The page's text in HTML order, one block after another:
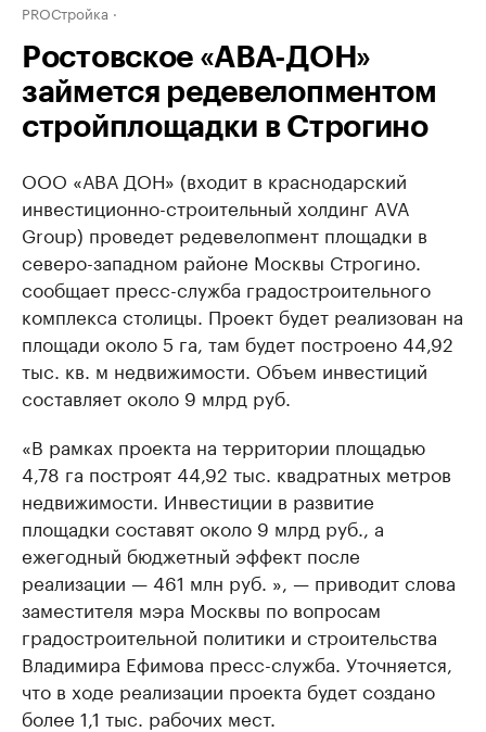
PROСтройка
Ростовское «АВА-ДОН»
займется редевелопментом
стройплощадки в Строгино
ООО «АВА ДОН» (входит в краснодарский
инвестиционно-строительный холдинг AVA
Group) проведет редевелопмент площадки в
северо-западном районе Москвы Строгино.
сообщает пресс-служба градостроительного
комплекса столицы. Проект будет реализован на
площади около 5 га, там будет построено 44,92
тыс. кв. м недвижимости. Объем инвестиций
составляет около 9 млрд руб.
«В рамках проекта на территории площадью
4,78 га построят 44,92 тыс. квадратных метров
недвижимости. Инвестиции в развитие
площадки составят около 9 млрд руб., а
ежегодный бюджетный эффект после
реализации — 461 млн руб. », — приводит слова
заместителя мэра Москвы по вопросам
градостроительной политики и строительства
Владимира Ефимова пресс-служба. Уточняется,
что в ходе реализации проекта будет создано
более 1,1 тыс. рабочих мест.